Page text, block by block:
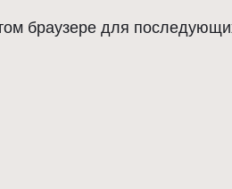
браузере для